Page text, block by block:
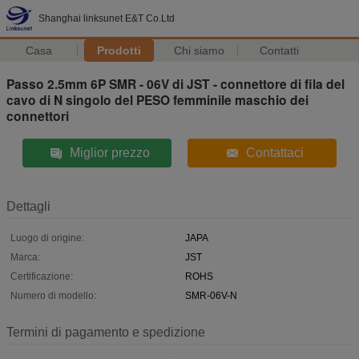
Shanghai linksunet E&T Co.Ltd
Casa Prodotti Chi siamo Contatti
Passo 2.5mm 6P SMR - 06V di JST - connettore di fila del
cavo di N singolo del PESO femminile maschio dei
connettori
Miglior prezzo Contattaci
Dettagli
Luogo di origine:
JAPA
Marca:
JST
Certificazione:
ROHS
Numero di modello:
SMR-06V-N
Termini di pagamento e spedizione